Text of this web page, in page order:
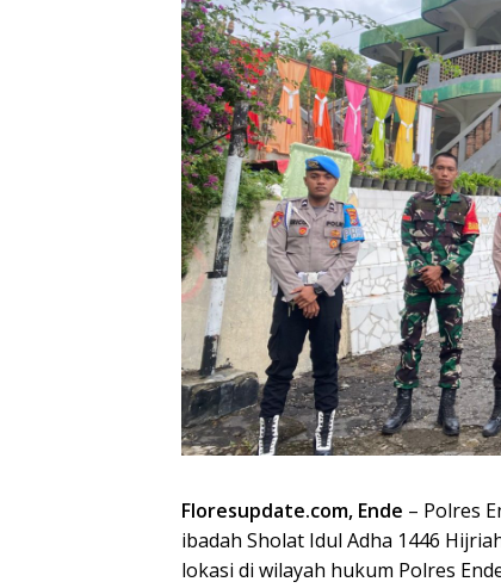
Floresupdate.com, Ende – Polres
ibadah Sholat Idul Adha 1446
lokasi di wilayah hukum Polres